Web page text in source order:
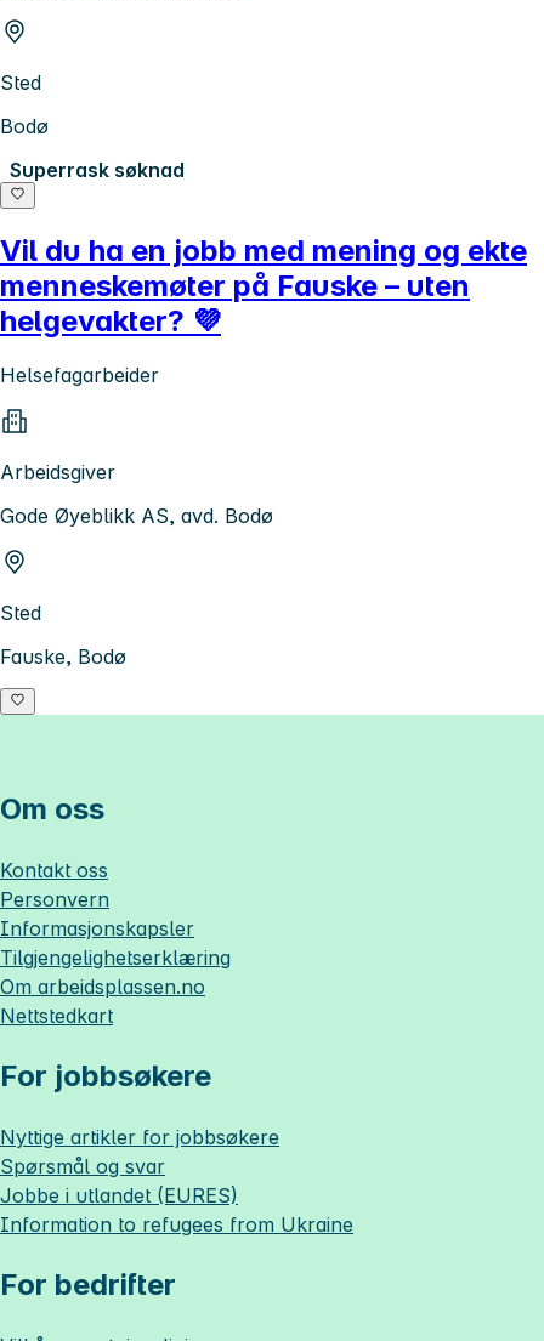
Sted
Bodø
Superrask søknad
Vil du ha en jobb med mening og ekte
menneskemøter på Fauske – uten
helgevakter? 💜
Helsefagarbeider
Arbeidsgiver
Gode Øyeblikk AS, avd. Bodø
Sted
Fauske, Bodø
Om oss
Kontakt oss
Personvern
Informasjonskapsler
Tilgjengelighetserklæring
Om arbeidsplassen.no
Nettstedkart
For jobbsøkere
Nyttige artikler for jobbsøkere
Spørsmål og svar
Jobbe i utlandet (EURES)
Information to refugees from Ukraine
For bedrifter